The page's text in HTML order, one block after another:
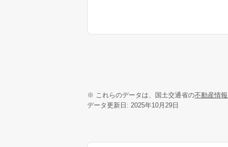
※ これらのデータは、国土交通省の不動産情
データ更新日: 2025年10月29日